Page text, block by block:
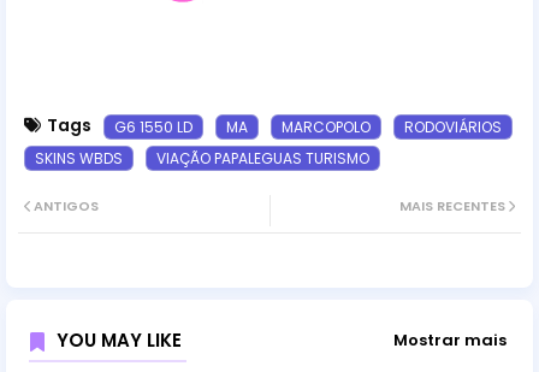
Tags G6 1550 LD MA MARCOPOLO
RODOVIÁRIOS
SKINS WBDS
VIAÇÃO PAPALEGUAS TURISMO
MAIS RECENTES
ANTIGOS
YOU MAY LIKE Mostrar mais